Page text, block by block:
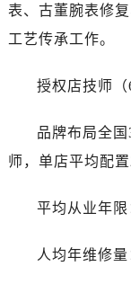
表、古董腕表修
工艺传承工作。
授权店技师（
品牌布局全
师，单店平均配
平均从业年限
人均年维修量